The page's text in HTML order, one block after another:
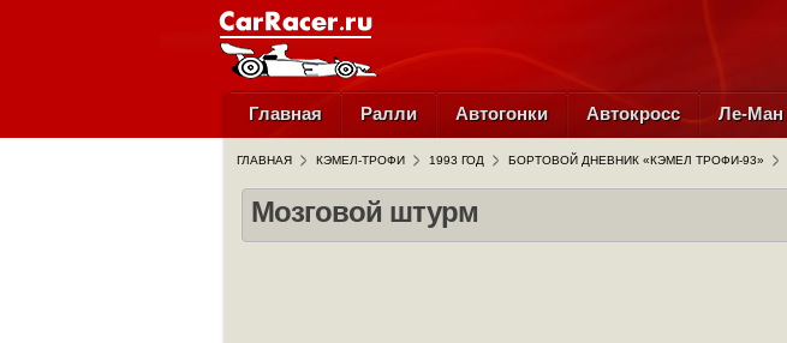
Главная Ралли Автогонки Автокросс Ле-Ман
ГЛАВНАЯ КЭМЕЛ-ТРОФИ 1993 ГОД БОРТОВОЙ ДНЕВНИК «КЭМЕЛ ТРОФИ-93»
Мозговой штурм